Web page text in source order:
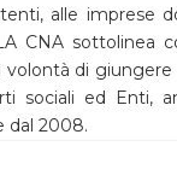
alle imprese
CNA sottolinea
di
sociali ed Enti,
dal 2008.